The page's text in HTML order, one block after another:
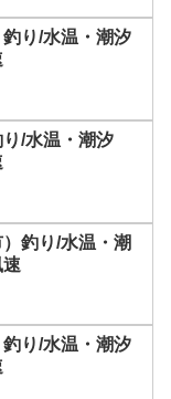
り/水温・潮汐
/水温・潮汐
釣り/水温・潮
り/水温・潮汐